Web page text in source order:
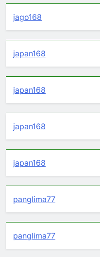
jago168
japan168
japan168
japan168
japan168
panglima77
panglima77